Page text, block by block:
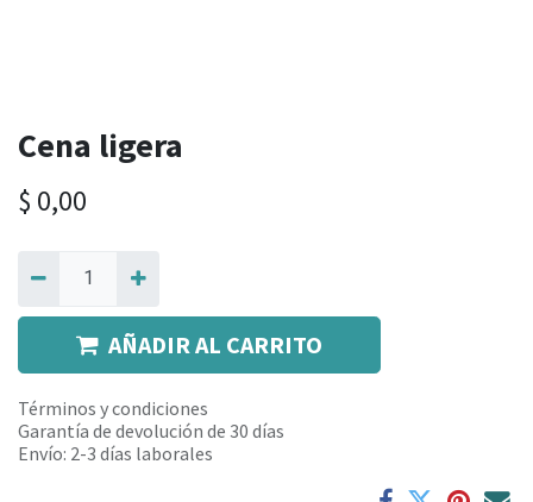
Cena ligera
$ 0,00
AÑADIR AL CARRITO
Términos y condiciones
Garantía de devolución de 30 días
Envío: 2-3 días laborales